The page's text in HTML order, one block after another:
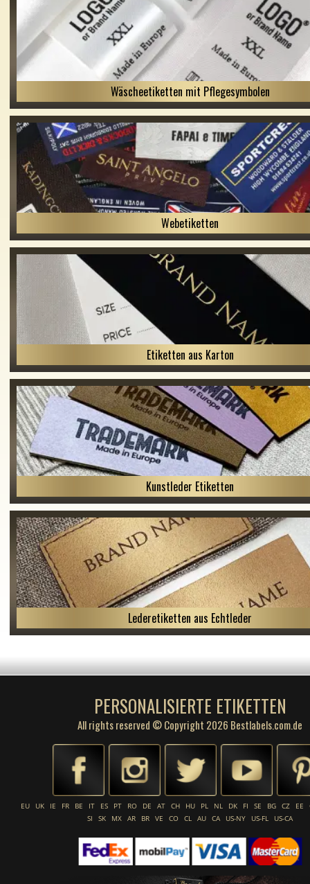
Wäscheetiketten mit Pflegesymbolen
Webetiketten
Etiketten aus Karton
Kunstleder Etiketten
Lederetiketten aus Echtleder
PERSONALISIERTE ETIKETTEN
All rights reserved © Copyright 2026 Bestlabels.com.de
EU UK IE FR BE IT ES PT RO DE AT CH HU PL NL DK FI SE BG CZ EE
SI
SK MX AR BR VE CO CL AU CA US-NY US-FL US-CA